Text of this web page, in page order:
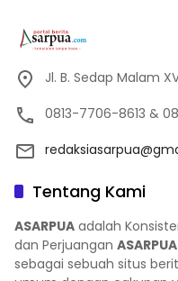
Jl. B. Sedap Malam
0813-7706-8613 &
Tentang Kami
ASARPUA adalah
dan Perjuangan
sebagai sebuah situs